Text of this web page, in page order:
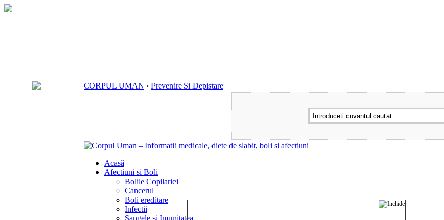
CORPUL UMAN › Prevenire Si Depistare
Acasă
Afectiuni si Boli
Bolile Copilariei
Cancerul
Boli ereditare
Infectii
Sangele si Imunitatea